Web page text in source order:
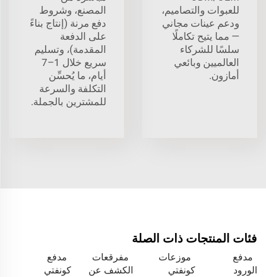
للعبوات والتصاميم،
ودعم عينات مجاني
— مما يتيح تكاملًا
سلسًا للشركاء
العالميين وبائعي
أمازون.
المصنع، وشروط
دفع مرنة (إنتاج بناءً
على الدفعة
المقدمة)، وتسليم
سريع خلال 1–7
أيام، ما يُحسِّن
التكلفة والسرعة
للمشترين بالجملة.
فئات المنتجات ذات الصلة
مدفع
الورود
موزعات
كونفتي
مفرقعات
الكشف عن
مدفع
كونفتي